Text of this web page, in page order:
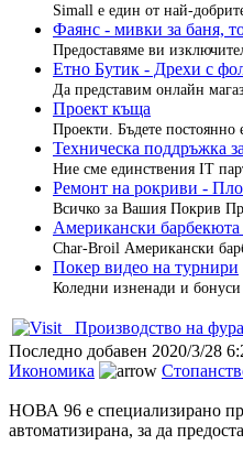
Simall е един от най-
Фаянс - мивки за баня,
Предоставяме ви
Етно Бутик - Дрехи с
Да представим онлайн
Проект къща
Проекти. Бъдете постоянно
Техническа поддръжка
Ние сме единствения IT
Ремонт на pокриви -
Всичко за Вашия Покрив
Американски барбекюта
Char-Broil Американски
Покер видео на турнири
Коледни изненади и бонуси
Производство на
Последно добавен 2020/3/28
Икономика
НОВА 96 е специализирано
автоматизирана, за да